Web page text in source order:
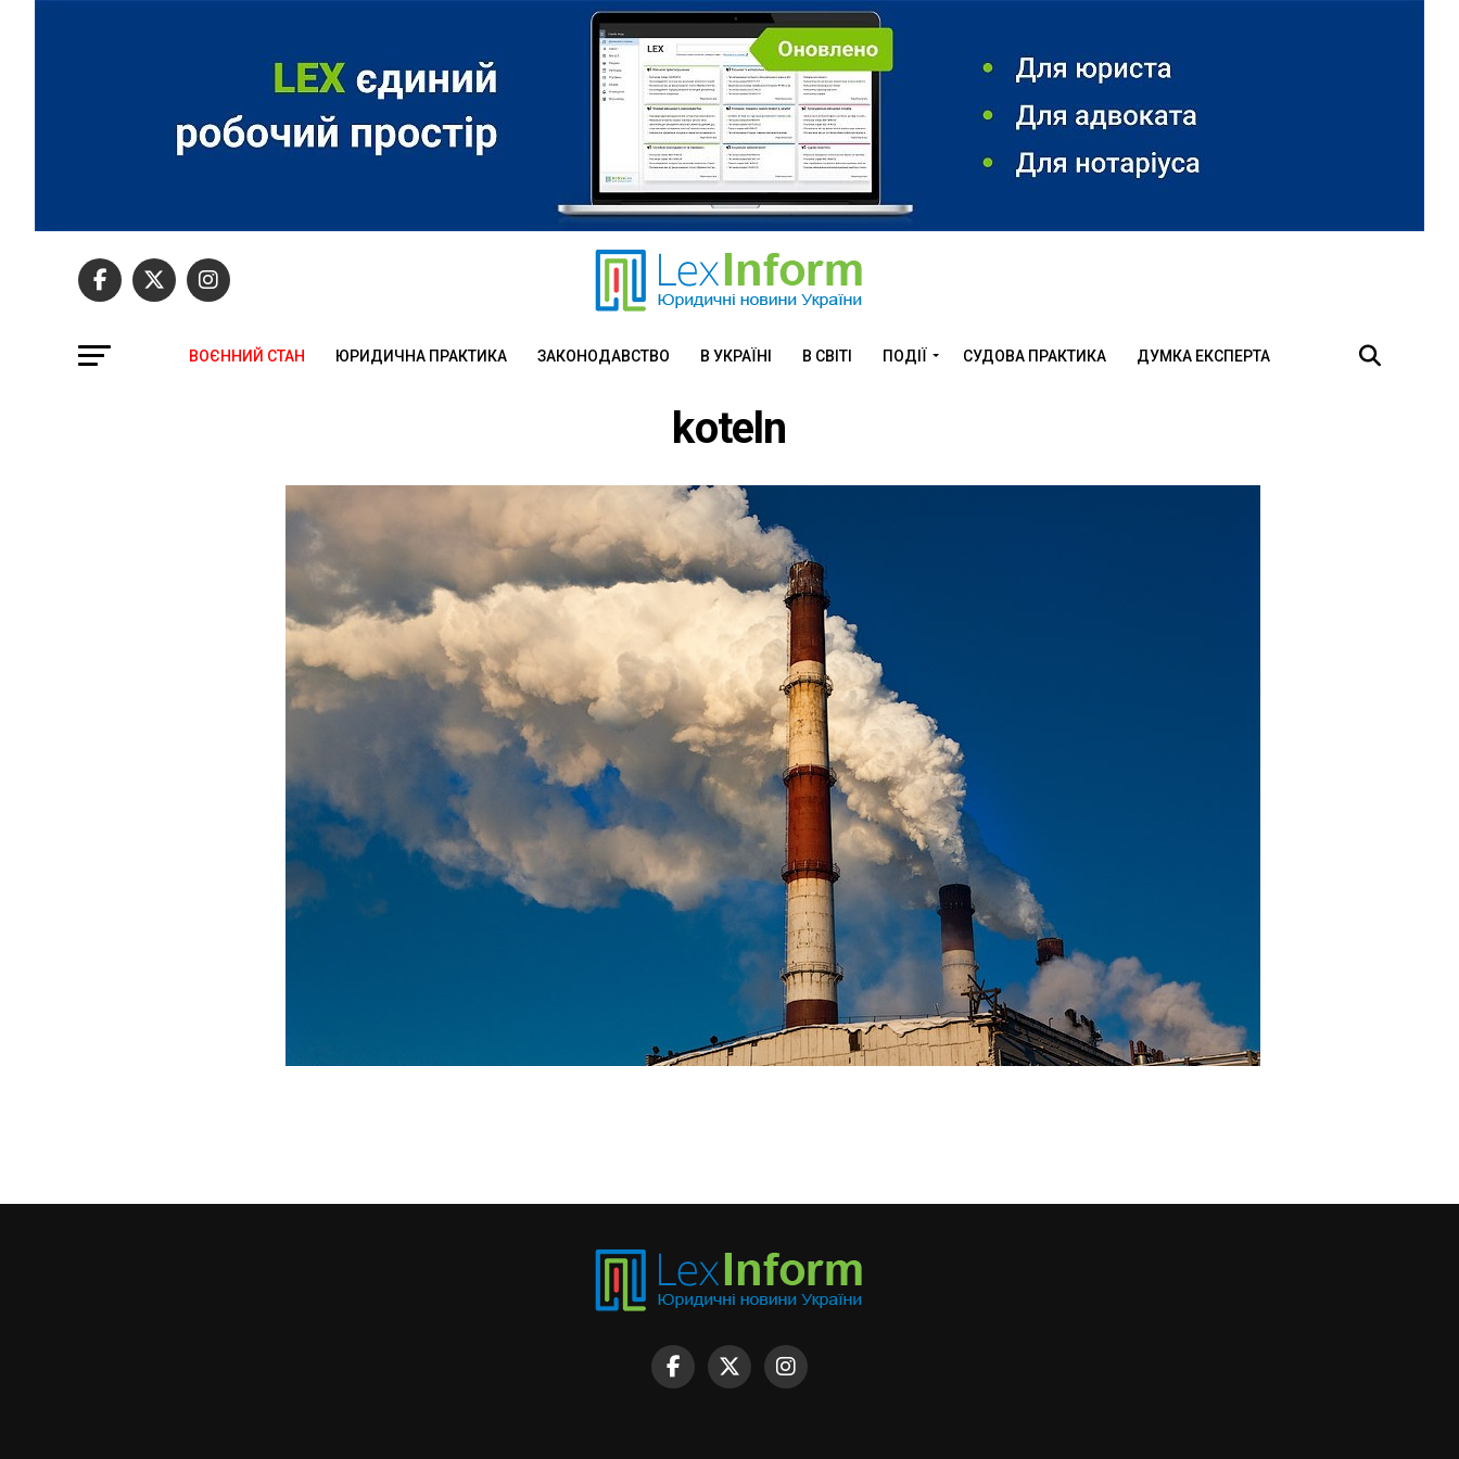
ВОЄННИЙ СТАН ЮРИДИЧНА ПРАКТИКА ЗАКОНОДАВСТВО В УКРАЇНІ В СВІТІ ПОДІЇ СУДОВА ПРАКТИКА ДУМКА ЕКСПЕРТА
koteln